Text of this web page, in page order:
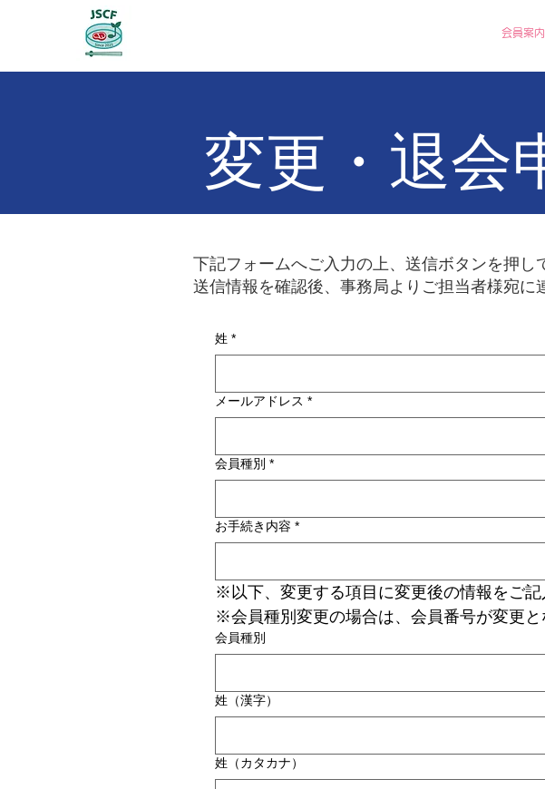
会員案内
変更・退会
下記フォームへご入力の上、送信ボタンを押し
送信情報を確認後、事務局よりご担当者様宛に
姓 *
メールアドレス *
会員種別 *
お手続き内容 *
※以下、変更する項目に変更後の情報をご記
※会員種別変更の場合は、会員番号が変更と
会員種別
姓（漢字）
姓（カタカナ）